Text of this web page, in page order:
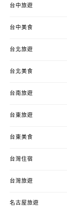
台中旅遊
台中美食
台北旅遊
台北美食
台南旅遊
台東旅遊
台東美食
台灣住宿
台灣旅遊
名古屋旅遊